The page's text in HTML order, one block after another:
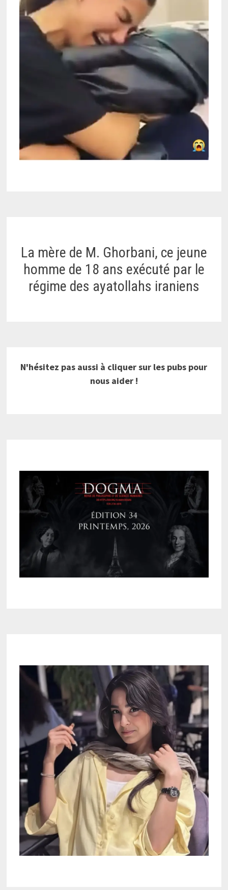
La mère de M. Ghorbani, ce jeune
homme de 18 ans exécuté par le
régime des ayatollahs iraniens
N'hésitez pas aussi à cliquer sur les pubs pour
nous aider !